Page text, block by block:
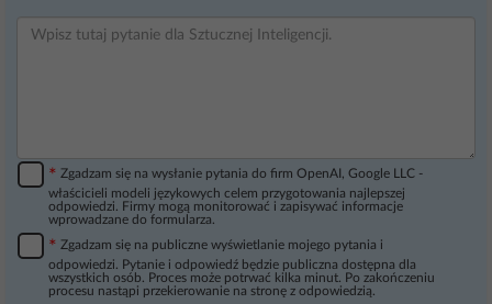
* Zgadzam się na wysłanie pytania do firm OpenAI, Google LLC -
właścicieli modeli językowych celem przygotowania najlepszej
odpowiedzi. Firmy mogą monitorować i zapisywać informacje
wprowadzane do formularza.
* Zgadzam się na publiczne wyświetlanie mojego pytania i
odpowiedzi. Pytanie i odpowiedź będzie publiczna dostępna dla
wszystkich osób. Proces może potrwać kilka minut. Po zakończeniu
procesu nastąpi przekierowanie na stronę z odpowiedzią.